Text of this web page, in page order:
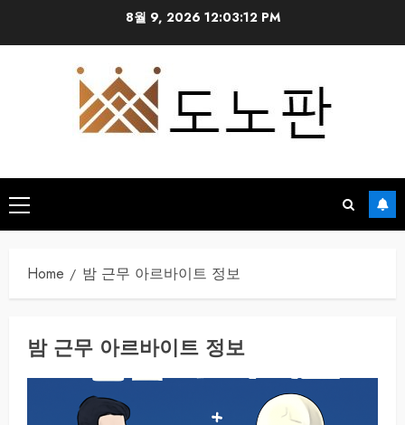
8월 9, 2026 12:03:13 PM
Primary
Menu
Home 밤 근무 아르바이트 정보
밤 근무 아르바이트 정보